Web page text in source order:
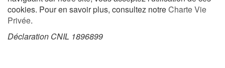
Apprendre à lire
Livre audio
cookies. Pour en savoir plus, consultez notreCharte Vie
Privée.
Déclaration CNIL 1896899